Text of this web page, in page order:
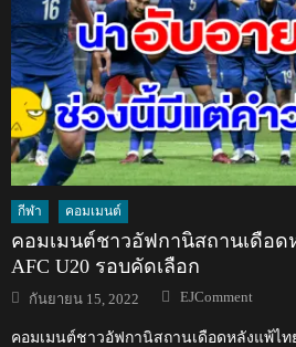
กีฬา คอมเมนต์
คอมเมนต์ชาวอัฟกานิสถานเดือด
AFC U20 รอบคัดเลือก
Posted
on
กันยายน 15, 2022 Author
EJComment
คอมเมนต์ชาวอัฟกานิสถานเดือดหลังแพ้ไท